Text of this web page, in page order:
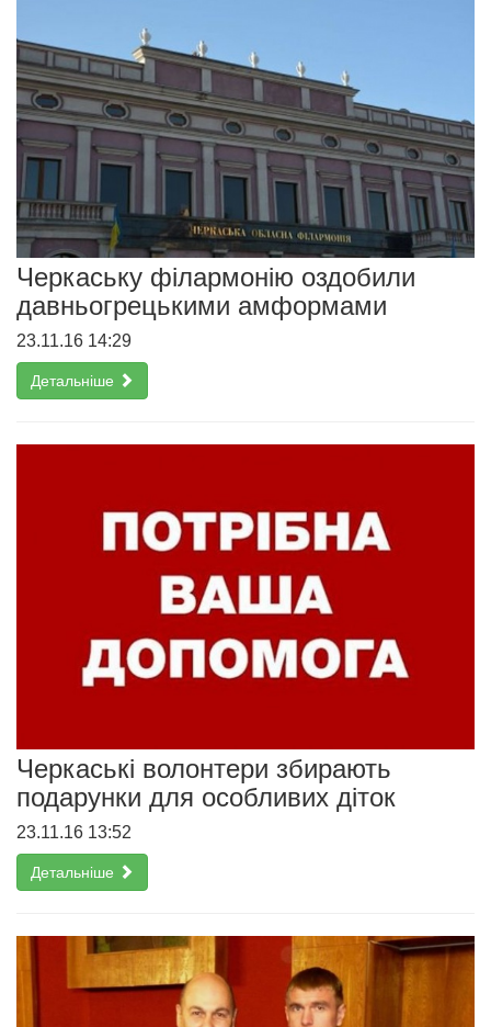
Черкаську філармонію оздобили
давньогрецькими амформами
23.11.16 14:29
Детальніше
Черкаські волонтери збирають
подарунки для особливих діток
23.11.16 13:52
Детальніше